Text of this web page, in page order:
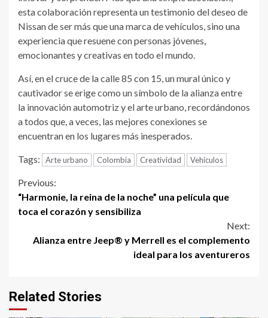
esta colaboración representa un testimonio del deseo de
Nissan de ser más que una marca de vehículos, sino una
experiencia que resuene con personas jóvenes,
emocionantes y creativas en todo el mundo.
Así, en el cruce de la calle 85 con 15, un mural único y
cautivador se erige como un símbolo de la alianza entre
la innovación automotriz y el arte urbano, recordándonos
a todos que, a veces, las mejores conexiones se
encuentran en los lugares más inesperados.
Tags: Arte urbano Colombia Creatividad Vehículos
Continue
Reading
Previous:
“Harmonie, la reina de la noche” una película que
toca el corazón y sensibiliza
Next:
Alianza entre Jeep® y Merrell es el complemento
ideal para los aventureros
Related Stories